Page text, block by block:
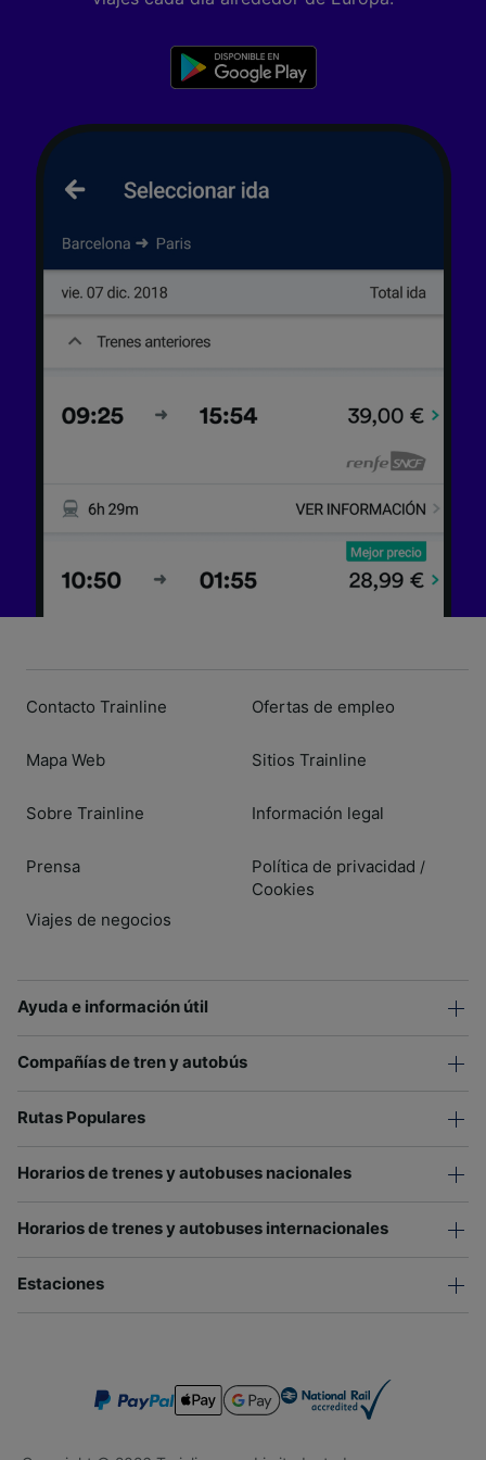
Contacto Trainline
Mapa Web
Sobre Trainline
Prensa
Viajes de negocios
Ofertas de empleo
Sitios Trainline
Información legal
Política de privacidad /
Cookies
Ayuda e información útil
Compañías de tren y autobús
Rutas Populares
Horarios de trenes y autobuses nacionales
Horarios de trenes y autobuses internacionales
Estaciones